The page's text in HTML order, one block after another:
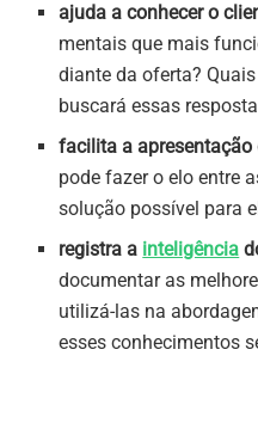
ajuda a conhecer o
mentais que mais
diante da oferta?
buscará essas
facilita a apresentação
pode fazer o elo entre
solução possível para
registra a inteligência
documentar as
utilizá-las na
esses conhecimentos